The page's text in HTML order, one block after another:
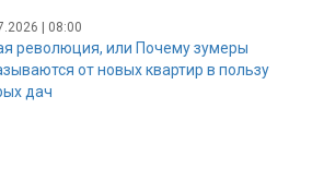
| 08:00
революция, или Почему зумеры
от новых квартир в пользу
дач